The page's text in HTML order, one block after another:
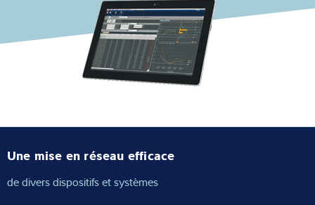
Solutions Industrielles
Expertise et connaissances
Actualités
Une mise en réseau efficace
de divers dispositifs et systèmes